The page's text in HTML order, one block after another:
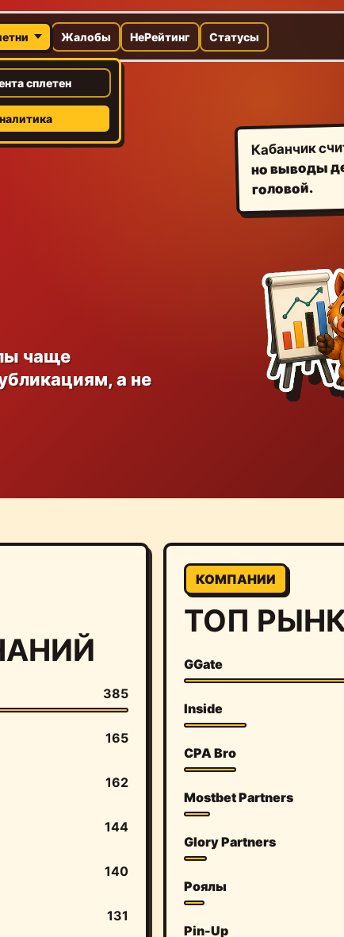
сплетен
Жалобы НеРейтинг Статусы
чаще
а не
Кабанчик
но выводы
головой.
385
165
162
144
140
131
КОМПАНИИ
ТОП
GGate
Inside
CPA Bro
Mostbet Partners
Glory Partners
Роялы
Pin-Up